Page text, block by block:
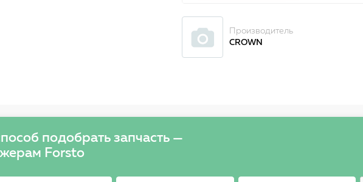
Производитель
CROWN
подобрать запчасть —
Forsto